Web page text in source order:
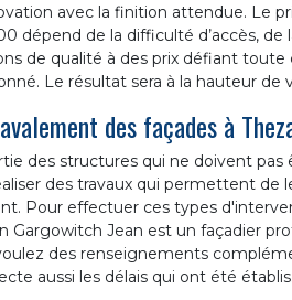
avec la finition attendue. Le
dépend de la difficulté d’accès,
de qualité à des prix défiant
Le résultat sera à la hauteur de
des façades à
des structures qui ne doivent
des travaux qui permettent de
Pour effectuer ces types
Gargowitch Jean est un façadier
des renseignements
aussi les délais qui ont été établis.